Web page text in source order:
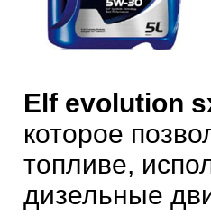
Elf evolution
которое
топливе,
дизельные